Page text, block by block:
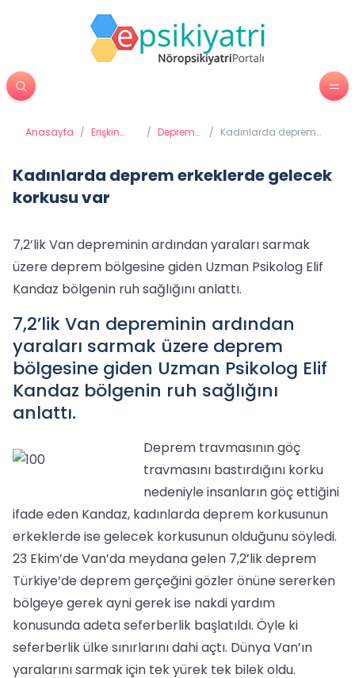
Anasayfa / Erişkin
/ Deprem
/ Kadınlarda deprem
Kadınlarda deprem erkeklerde gelecek
korkusu var
7,2’lik Van depreminin ardından yaraları sarmak
üzere deprem bölgesine giden Uzman Psikolog Elif
Kandaz bölgenin ruh sağlığını anlattı.
7,2’lik Van depreminin ardından
yaraları sarmak üzere deprem
bölgesine giden Uzman Psikolog Elif
Kandaz bölgenin ruh sağlığını
anlattı.
Deprem travmasının göç
travmasını bastırdığını korku
nedeniyle insanların göç ettiğini
ifade eden Kandaz, kadınlarda deprem korkusunun
erkeklerde ise gelecek korkusunun olduğunu söyledi.
23 Ekim’de Van’da meydana gelen 7,2’lik deprem
Türkiye’de deprem gerçeğini gözler önüne sererken
bölgeye gerek ayni gerek ise nakdi yardım
konusunda adeta seferberlik başlatıldı. Öyle ki
seferberlik ülke sınırlarını dahi açtı. Dünya Van’ın
yaralarını sarmak için tek yürek tek bilek oldu.